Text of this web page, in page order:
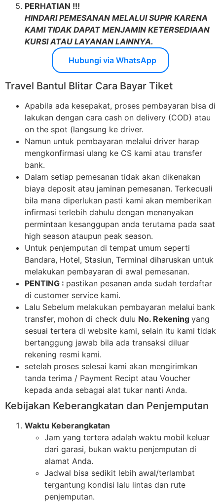
PERHATIAN !!!
HINDARI PEMESANAN MELALUI SUPIR KARENA
KAMI TIDAK DAPAT MENJAMIN KETERSEDIAAN
KURSI ATAU LAYANAN LAINNYA.
Hubungi via WhatsApp
Travel Bantul Blitar Cara Bayar Tiket
Apabila ada kesepakat, proses pembayaran bisa di
lakukan dengan cara cash on delivery (COD) atau
on the spot (langsung ke driver.
Namun untuk pembayaran melalui driver harap
mengkonfirmasi ulang ke CS kami atau transfer
bank.
Dalam setiap pemesanan tidak akan dikenakan
biaya deposit atau jaminan pemesanan. Terkecuali
bila mana diperlukan pasti kami akan memberikan
infirmasi terlebih dahulu dengan menanyakan
permintaan kesanggupan anda terutama pada saat
high season ataupun peak season.
Untuk penjemputan di tempat umum seperti
Bandara, Hotel, Stasiun, Terminal diharuskan untuk
melakukan pembayaran di awal pemesanan.
PENTING : pastikan pesanan anda sudah terdaftar
di customer service kami.
Lalu Sebelum melakukan pembayaran melalui bank
transfer, mohon di check dulu No. Rekening yang
sesuai tertera di website kami, selain itu kami tidak
bertanggung jawab bila ada transaksi diluar
rekening resmi kami.
setelah proses selesai kami akan mengirimkan
tanda terima / Payment Recipt atau Voucher
kepada anda sebagai alat tukar nanti Anda.
Kebijakan Keberangkatan dan Penjemputan
Waktu Keberangkatan
Jam yang tertera adalah waktu mobil keluar
dari garasi, bukan waktu penjemputan di
alamat Anda.
Jadwal bisa sedikit lebih awal/terlambat
tergantung kondisi lalu lintas dan rute
penjemputan.